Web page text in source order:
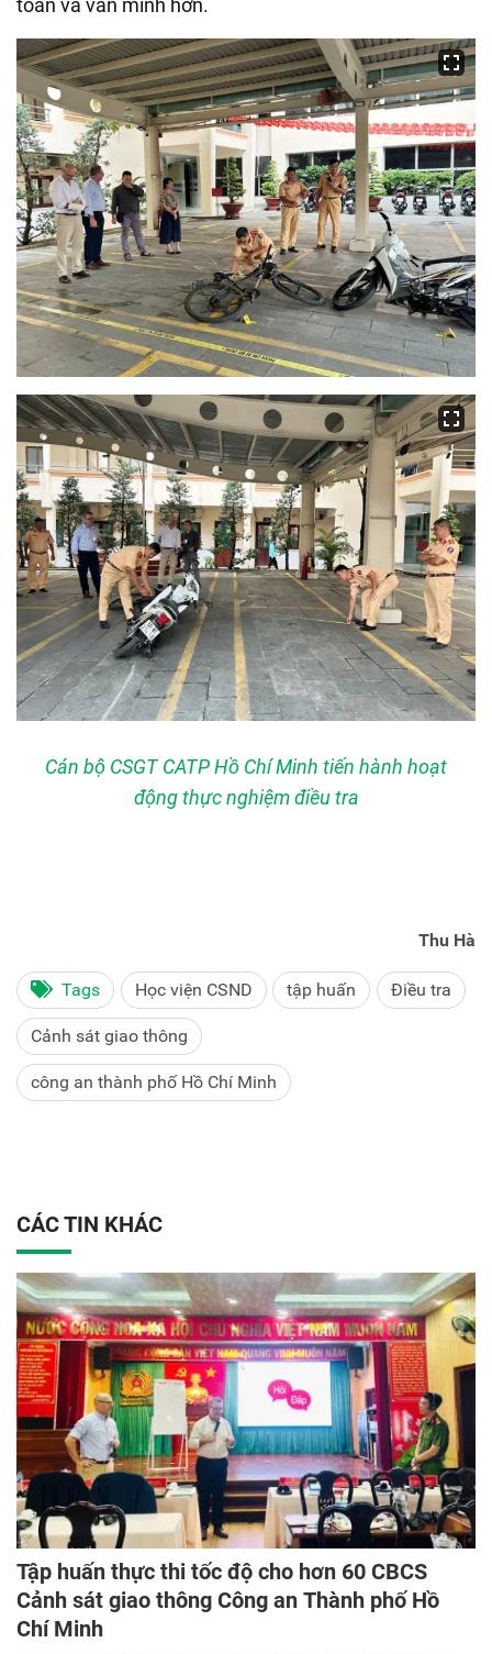
toàn và văn minh hơn.
Cán bộ CSGT CATP Hồ Chí Minh tiến hành hoạt
động thực nghiệm điều tra
Thu Hà
Tags Học viện CSND tập huấn Điều tra
Cảnh sát giao thông
công an thành phố Hồ Chí Minh
CÁC TIN KHÁC
Tập huấn thực thi tốc độ cho hơn 60 CBCS
Cảnh sát giao thông Công an Thành phố Hồ
Chí Minh